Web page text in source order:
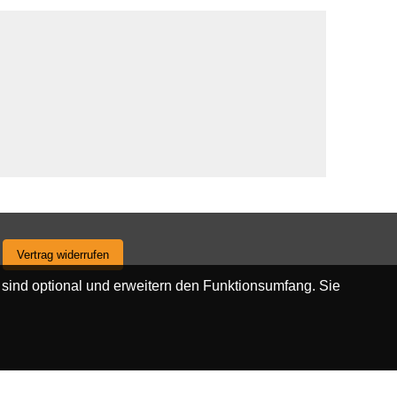
Vertrag widerrufen
optional und erweitern den Funktionsumfang. Sie